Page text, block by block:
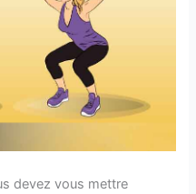
devez vous mettre